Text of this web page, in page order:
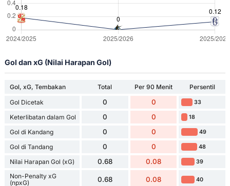
Gol dan xG (Nilai Harapan Gol)
Gol, xG, Tembakan Total Per 90 Menit
Persentil
Gol Dicetak
0 0 33
Keterlibatan dalam Gol 0 0 18
Gol di Kandang 0 0 49
Gol di Tandang 0 0 48
Nilai Harapan Gol (xG) 0.68 0.08 39
Non-Penalty xG
(npxG)
0.68 0.08 40